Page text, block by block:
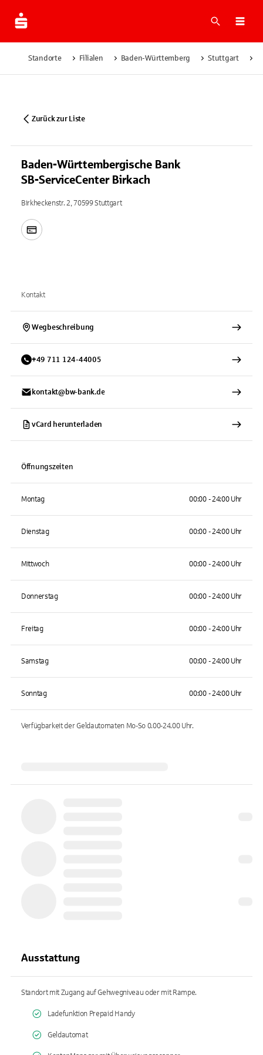
Suche
Standorte Filialen Baden-Württemberg Stuttgart
Zurück zur Liste
Baden-Württembergische Bank
SB-ServiceCenter Birkach
Birkheckenstr. 2, 70599 Stuttgart
Kontakt
Wegbeschreibung
+49 711 124-44005
kontakt@bw-bank.de
vCard herunterladen
Öffnungszeiten
Montag 00:00 - 24:00 Uhr
Dienstag 00:00 - 24:00 Uhr
Mittwoch 00:00 - 24:00 Uhr
Donnerstag 00:00 - 24:00 Uhr
Freitag 00:00 - 24:00 Uhr
Samstag 00:00 - 24:00 Uhr
Sonntag 00:00 - 24:00 Uhr
Verfügbarkeit der Geldautomaten Mo-So 0.00-24.00Uhr.
Ausstattung
Standort mit Zugang auf Gehwegniveau oder mit Rampe.
Ladefunktion Prepaid Handy
Geldautomat